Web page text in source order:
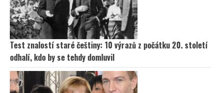
Test znalostí staré češtiny: 10 výrazů z počátku 20. století
odhalí, kdo by se tehdy domluvil